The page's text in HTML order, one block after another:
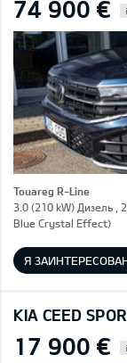
74 900 € i
Touareg R-Line
3.0 (210 kW) Дизель ,
Blue Crystal Effect)
Я
KIA CEED
17 900 € i